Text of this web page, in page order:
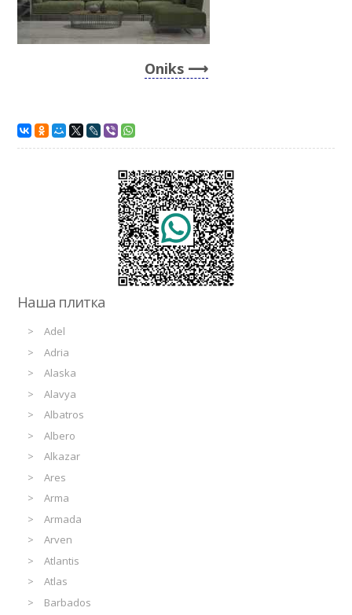
Oniks
Наша плитка
Adel
Adria
Alaska
Alavya
Albatros
Albero
Alkazar
Ares
Arma
Armada
Arven
Atlantis
Atlas
Barbados